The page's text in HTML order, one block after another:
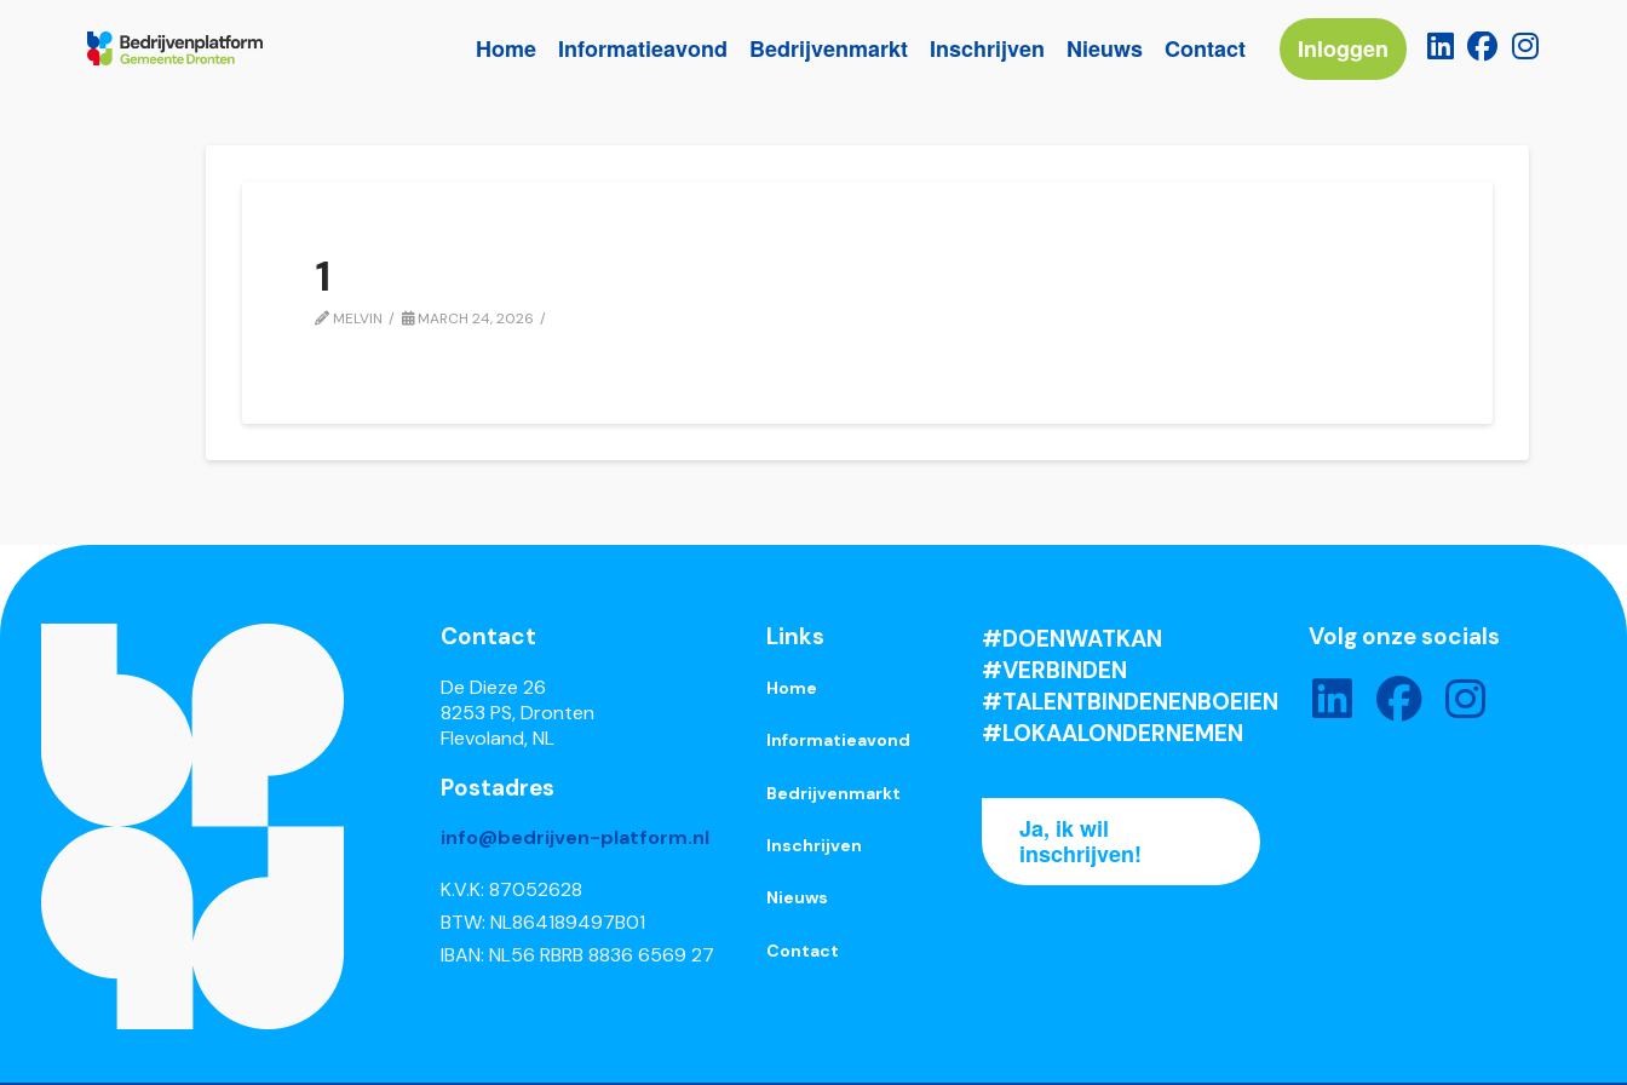
Home Informatieavond Bedrijvenmarkt Inschrijven Nieuws Contact Inloggen
1
MELVIN MARCH 24, 2026
Contact
De Dieze 26
8253 PS, Dronten
Flevoland, NL
Postadres
info@bedrijven-platform.nl
K.V.K: 87052628
BTW: NL864189497B01
IBAN: NL56 RBRB 8836 6569 27
Links
Home
Informatieavond
Bedrijvenmarkt
Inschrijven
Nieuws
Contact
#DOENWATKAN
#VERBINDEN
#TALENTBINDENENBOEIEN
#LOKAALONDERNEMEN
Ja, ik wil
inschrijven!
Volg onze socials